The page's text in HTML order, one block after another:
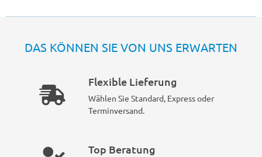
DAS KÖNNEN SIE VON UNS ERWARTEN
Flexible Lieferung
Wählen Sie Standard, Express oder
Terminversand.
Top Beratung